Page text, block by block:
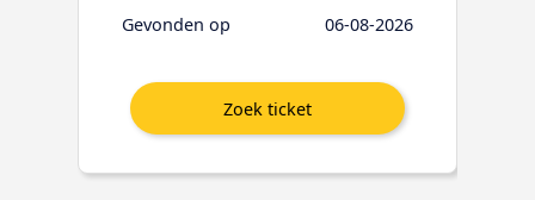
Gevonden op
06-08-2026